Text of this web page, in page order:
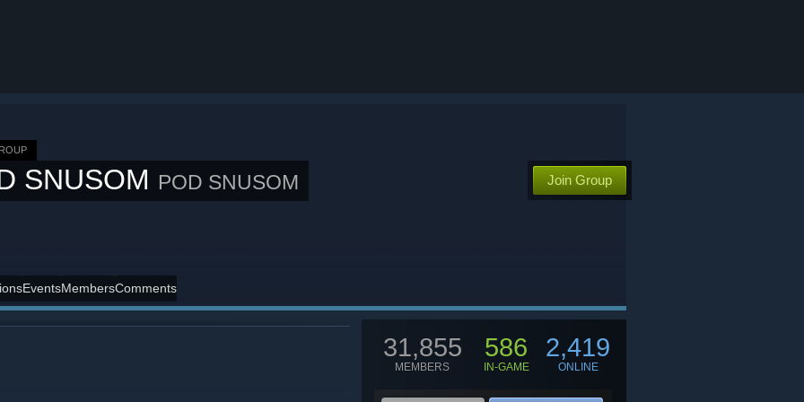
SNUSOM POD SNUSOM Join Group
EventsMembersComments
31,855
MEMBERS
586
IN-GAME
2,419
ONLINE